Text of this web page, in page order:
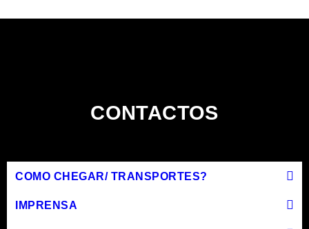
CONTACTOS
COMO CHEGAR/ TRANSPORTES?
IMPRENSA